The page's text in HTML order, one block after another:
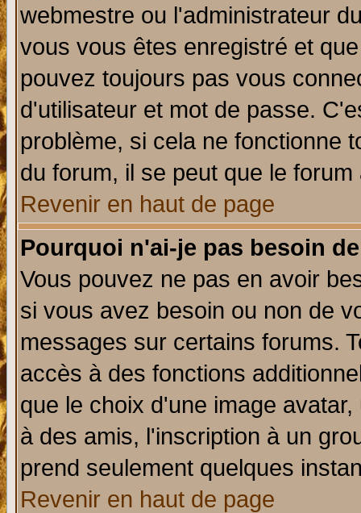
webmestre ou l'administrateur
vous vous êtes enregistré et
pouvez toujours pas vous
d'utilisateur et mot de passe.
problème, si cela ne fonctionne
du forum, il se peut que le
Revenir en haut de page
Pourquoi n'ai-je pas besoin
Vous pouvez ne pas en avoir
si vous avez besoin ou non de
messages sur certains forums.
accès à des fonctions
que le choix d'une image
à des amis, l'inscription à un
prend seulement quelques
Revenir en haut de page